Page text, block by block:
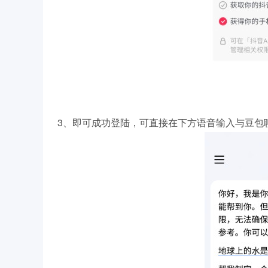
3、即可成功登陆，可直接在下方语音输入与豆包